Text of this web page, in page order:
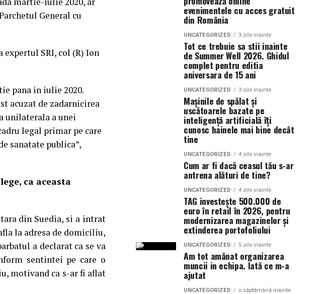
General cu
SRI, col (R) Ion
pana in iulie 2020.
acuzat de zadarnicirea
unilaterala a unei
legal primar pe care
sanatate publica”,
ca aceasta
din Suedia, si a intrat
la adresa de domiciliu,
a declarat ca se va
sentintei pe care o
motivand ca s-ar fi aflat
evenimentele cu acces gratuit
din România
UNCATEGORIZED 3 zile inainte
Tot ce trebuie sa stii inainte
de Summer Well 2026. Ghidul
complet pentru editia
aniversara de 15 ani
UNCATEGORIZED 3 zile inainte
Mașinile de spălat și
uscătoarele bazate pe
inteligență artificială îți
cunosc hainele mai bine decât
tine
UNCATEGORIZED 4 zile inainte
Cum ar fi dacă ceasul tău s-ar
antrena alături de tine?
UNCATEGORIZED 4 zile inainte
TAG investește 500.000 de
euro în retail în 2026, pentru
modernizarea magazinelor și
extinderea portofoliului
UNCATEGORIZED 5 zile inainte
Am tot amânat organizarea
muncii in echipa. Iată ce m-a
ajutat
UNCATEGORIZED o săptămână inainte